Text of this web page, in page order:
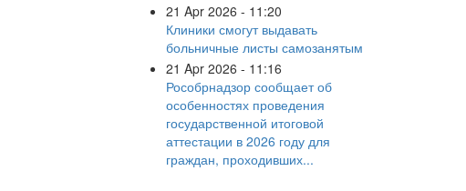
21 Apr 2026 - 11:20
Клиники смогут выдавать
больничные листы самозанятым
21 Apr 2026 - 11:16
Рособрнадзор сообщает об
особенностях проведения
государственной итоговой
аттестации в 2026 году для
граждан, проходивших...